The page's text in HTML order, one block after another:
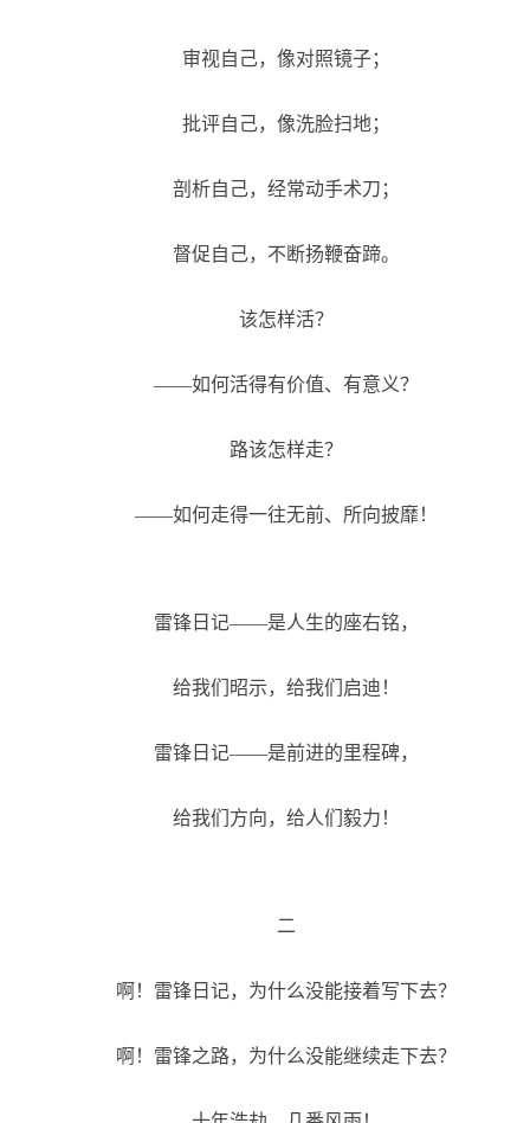
审视自己，像对照镜子；
批评自己，像洗脸扫地；
剖析自己，经常动手术刀；
督促自己，不断扬鞭奋蹄。
该怎样活？
——如何活得有价值、有意义？
路该怎样走？
——如何走得一往无前、所向披靡！
雷锋日记——是人生的座右铭，
给我们昭示，给我们启迪！
雷锋日记——是前进的里程碑，
给我们方向，给人们毅力！
二
啊！雷锋日记，为什么没能接着写下去？
啊！雷锋之路，为什么没能继续走下去？